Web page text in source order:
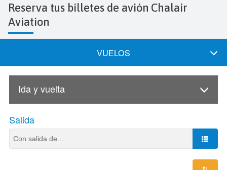
Reserva tus billetes de avión Chalair
Aviation